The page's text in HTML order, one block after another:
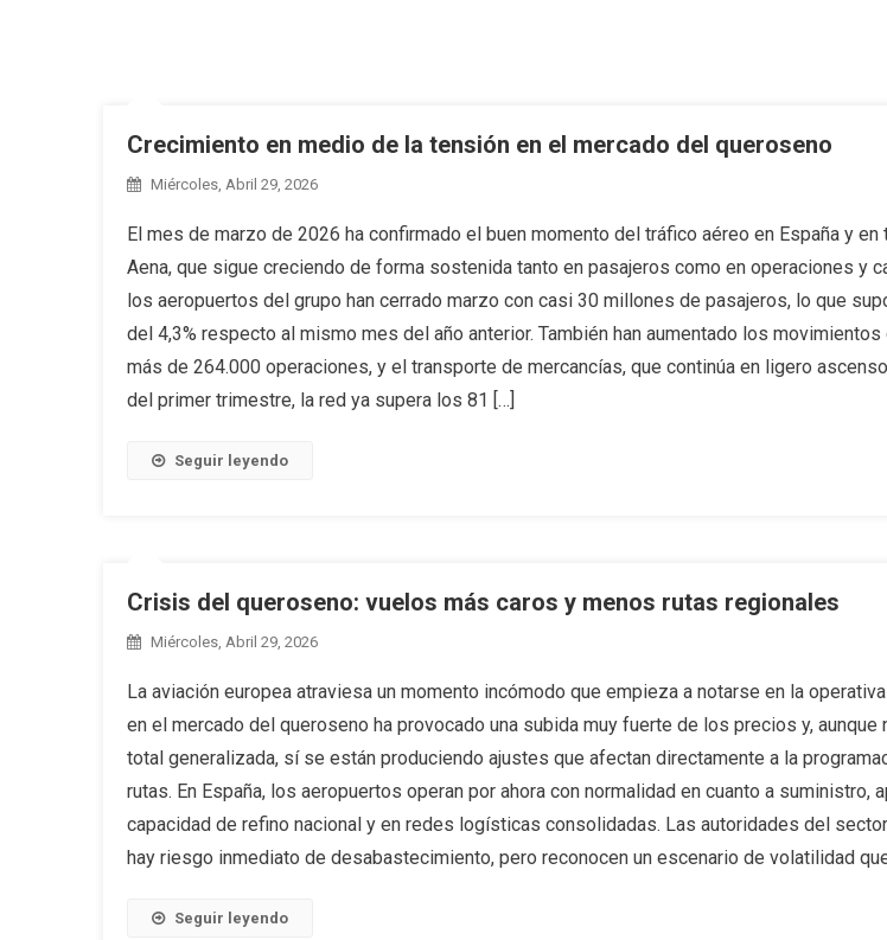
Crecimiento en medio de la tensión en el mercado del queroseno
Miércoles, Abril 29, 2026
El mes de marzo de 2026 ha confirmado el buen momento del tráfico aéreo en España y en
Aena, que sigue creciendo de forma sostenida tanto en pasajeros como en operaciones y
los aeropuertos del grupo han cerrado marzo con casi 30 millones de pasajeros, lo que
del 4,3% respecto al mismo mes del año anterior. También han aumentado los movimientos
más de 264.000 operaciones, y el transporte de mercancías, que continúa en ligero
del primer trimestre, la red ya supera los 81 […]
Seguir leyendo
Crisis del queroseno: vuelos más caros y menos rutas regionales
Miércoles, Abril 29, 2026
La aviación europea atraviesa un momento incómodo que empieza a notarse en la
en el mercado del queroseno ha provocado una subida muy fuerte de los precios y, aunque
total generalizada, sí se están produciendo ajustes que afectan directamente a la
rutas. En España, los aeropuertos operan por ahora con normalidad en cuanto a suministro,
capacidad de refino nacional y en redes logísticas consolidadas. Las autoridades del
hay riesgo inmediato de desabastecimiento, pero reconocen un escenario de volatilidad
Seguir leyendo